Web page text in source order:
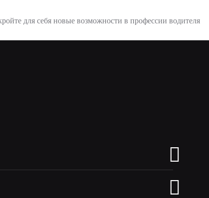
для себя новые возможности в профессии водителя